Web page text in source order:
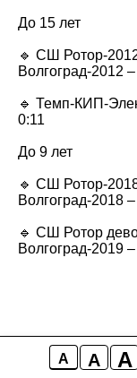
A A A
До 15 лет
🔹 СШ Ротор-
Волгоград-2012
🔹 Темп-КИП-
0:11
До 9 лет
🔹 СШ Ротор-
Волгоград-2018
🔹 СШ Ротор
Волгоград-2019